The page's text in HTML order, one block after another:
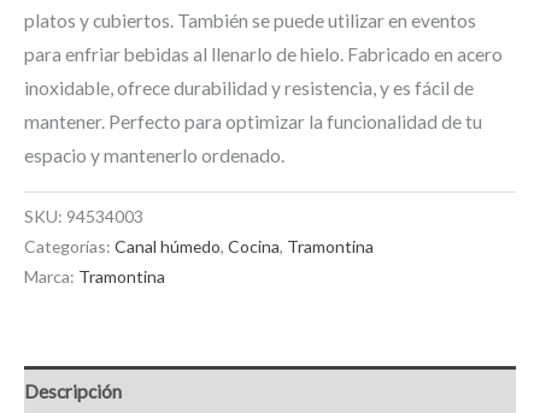
platos y cubiertos. También se puede utilizar en eventos
para enfriar bebidas al llenarlo de hielo. Fabricado en acero
inoxidable, ofrece durabilidad y resistencia, y es fácil de
mantener. Perfecto para optimizar la funcionalidad de tu
espacio y mantenerlo ordenado.
SKU: 94534003
Categorías: Canal húmedo, Cocina, Tramontina
Marca: Tramontina
Descripción